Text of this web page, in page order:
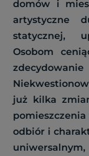
domów i
artystyczne
statycznej,
Osobom
już kilka
odbiór i